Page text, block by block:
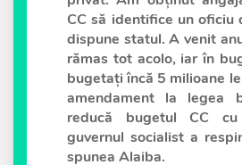
CC să identifice un oficiu
dispune statul. A venit
rămas tot acolo, iar în
bugetați încă 5 milioane
amendament la legea
reducă bugetul CC
guvernul socialist a
spunea Alaiba.